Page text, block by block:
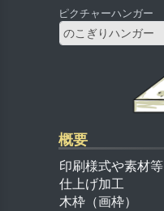
ピクチャーハンガー
のこぎりハンガー
概要
印刷様式や素材等
仕上げ加工
木枠（画枠）